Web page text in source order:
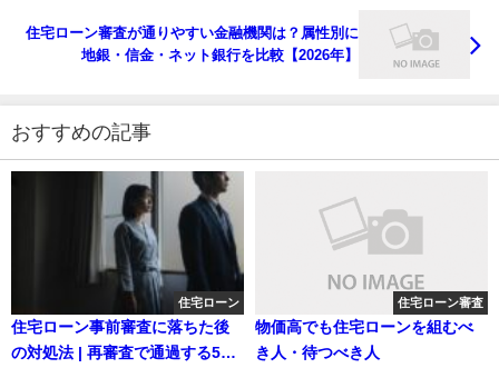
住宅ローン審査が通りやすい金融機関は？属性別に
地銀・信金・ネット銀行を比較【2026年】
おすすめの記事
住宅ローン
住宅ローン事前審査に落ちた後
の対処法 | 再審査で通過する5つ
住宅ローン審査
物価高でも住宅ローンを組むべ
き人・待つべき人